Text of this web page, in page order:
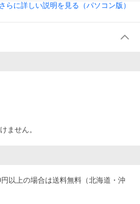
さらに詳しい説明を見る（パソコン版）
ません。
以上の場合は送料無料（北海道・沖